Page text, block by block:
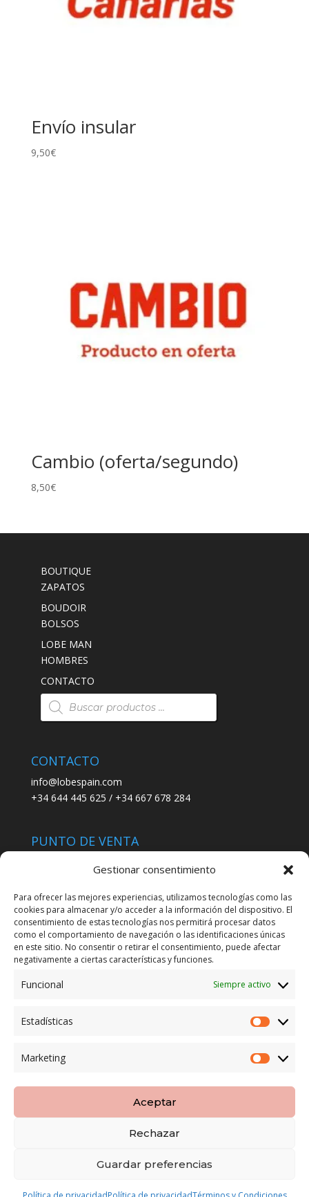
Gestionar consentimiento
Para ofrecer las mejores experiencias, utilizamos tecnologías como las
cookies para almacenar y/o acceder a la información del dispositivo. El
consentimiento de estas tecnologías nos permitirá procesar datos
como el comportamiento de navegación o las identificaciones únicas
en este sitio. No consentir o retirar el consentimiento, puede afectar
negativamente a ciertas características y funciones.
Funcional Siempre activo
Estadísticas
Marketing
Aceptar
Rechazar
Guardar preferencias
Envío insular
9,50€
Cambio (oferta/segundo)
8,50€
BOUTIQUE
ZAPATOS
BOUDOIR
BOLSOS
LOBE MAN
HOMBRES
CONTACTO
Búsqueda
de
productos
CONTACTO
info@lobespain.com
+34 644 445 625 / +34 667 678 284
PUNTO DE VENTA
C/ San José 6, 11004 Cádiz
LEGAL
POLÍTICA DE ENVÍO
TERMINOS Y CONDICIONES
Copyright LOBESPAIN | Diseñada por